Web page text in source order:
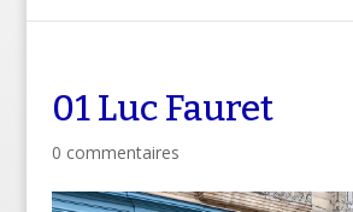
01 Luc Fauret
0 commentaires